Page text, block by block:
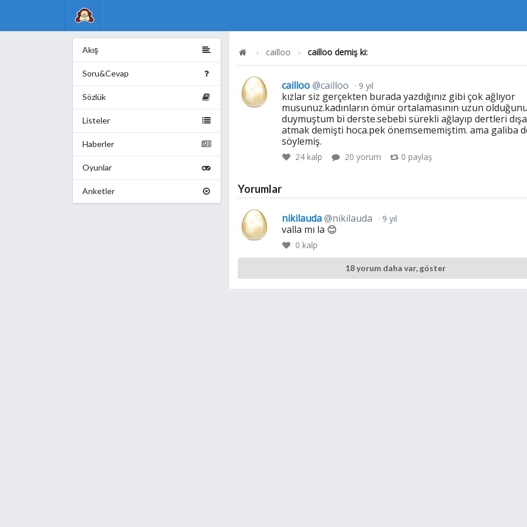
Akış
Soru&Cevap
Sözlük
Listeler
Haberler
Oyunlar
Anketler
cailloo cailloo demiş ki:
cailloo@cailloo 9 yıl
kızlar siz gerçekten burada yazdığınız gibi çok ağlıyor
musunuz.kadınların ömür ortalamasının uzun olduğunu
duymuştum bi derste.sebebi sürekli ağlayıp dertleri
atmak demişti hoca.pek önemsememiştim. ama galiba
söylemiş.
24 kalp 20 yorum 0 paylaş
Yorumlar
nikilauda@nikilauda 9 yıl
valla mı la 😊
0 kalp
18 yorum daha var, göster